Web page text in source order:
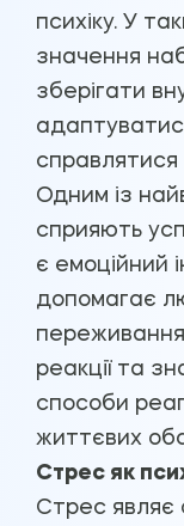
психіку. У
значення
зберігати
Одним із
сприяють
є емоційний
допомагає
реакції та
способи
життєвих
Стрес як
Стрес являє